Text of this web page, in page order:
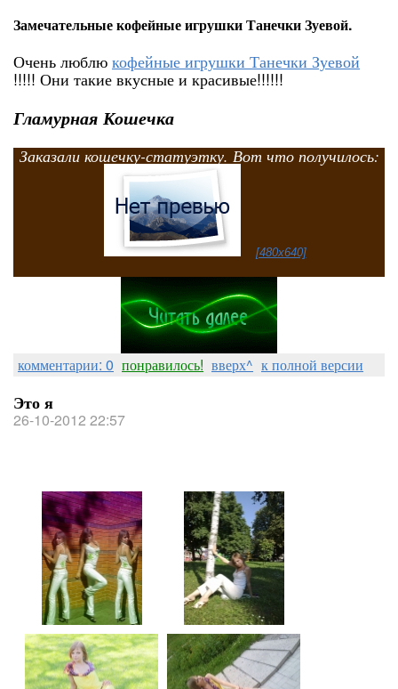
Замечательные кофейные игрушки Танечки Зуевой.
Очень люблюкофейные игрушки Танечки Зуевой
!!!!! Они такие вкусные и красивые!!!!!!
Гламурная Кошечка
Заказали кошечку-статуэтку. Вот что получилось:
[480x640]
комментарии: 0 понравилось! вверх^ к полной версии
Это я
26-10-2012 22:57